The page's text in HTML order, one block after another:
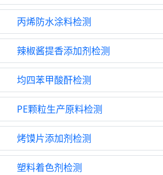
丙烯防水涂料检测
辣椒酱提香添加剂检测
均四苯甲酸酐检测
PE颗粒生产原料检测
烤馍片添加剂检测
塑料着色剂检测